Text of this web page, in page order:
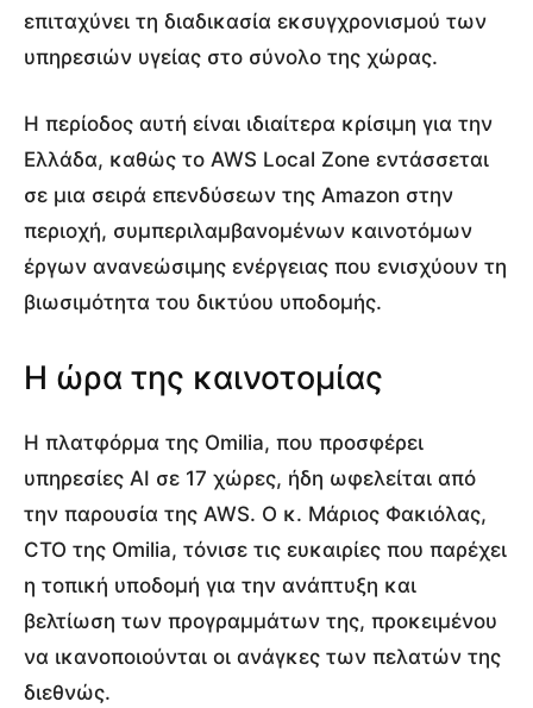
επιταχύνει τη διαδικασία εκσυγχρονισμού των
υπηρεσιών υγείας στο σύνολο της χώρας.
Η περίοδος αυτή είναι ιδιαίτερα κρίσιμη για την
Ελλάδα, καθώς το AWS Local Zone εντάσσεται
σε μια σειρά επενδύσεων της Amazon στην
περιοχή, συμπεριλαμβανομένων καινοτόμων
έργων ανανεώσιμης ενέργειας που ενισχύουν τη
βιωσιμότητα του δικτύου υποδομής.
Η ώρα της καινοτομίας
Η πλατφόρμα της Omilia, που προσφέρει
υπηρεσίες AI σε 17 χώρες, ήδη ωφελείται από
την παρουσία της AWS. Ο κ. Μάριος Φακιόλας,
CTO της Omilia, τόνισε τις ευκαιρίες που παρέχει
η τοπική υποδομή για την ανάπτυξη και
βελτίωση των προγραμμάτων της, προκειμένου
να ικανοποιούνται οι ανάγκες των πελατών της
διεθνώς.